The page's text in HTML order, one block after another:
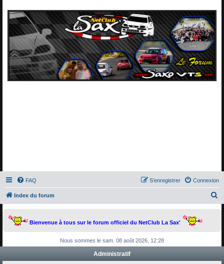
FAQ Connexion
S’enregistrer
Index du forum
Bienvenue à tous sur le forum officiel du NetClub La Sax'
Nous sommes le sam. 08 août 2026, 12:28
Administratif